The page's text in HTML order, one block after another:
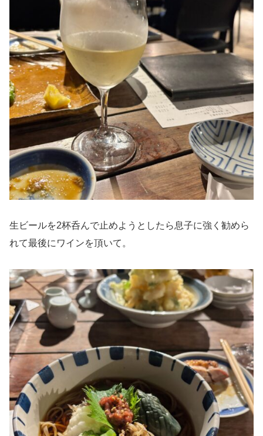
生ビールを2杯呑んで止めようとしたら息子に強く勧めら
れて最後にワインを頂いて。